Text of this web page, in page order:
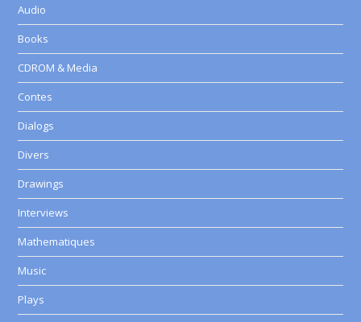
Audio
Books
CDROM & Media
Contes
Dialogs
Divers
Drawings
Interviews
Mathematiques
Music
Plays